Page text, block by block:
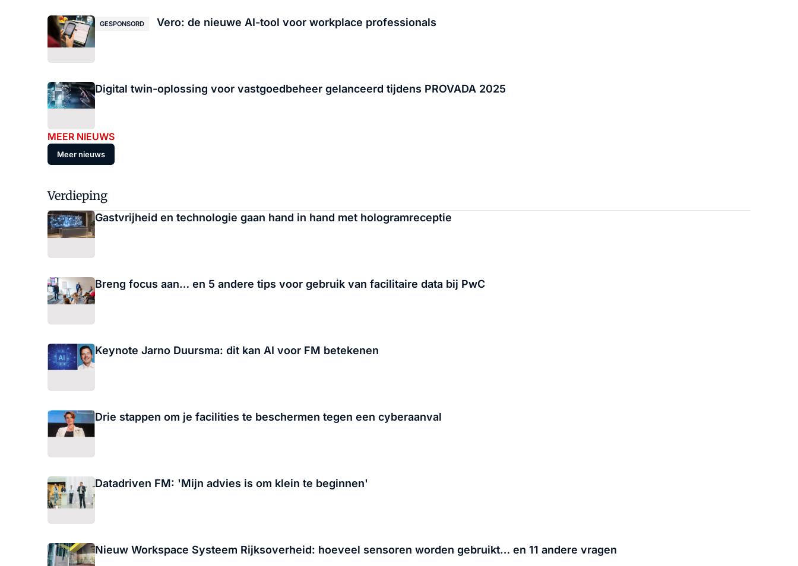
GESPONSORD Vero: de nieuwe AI-tool voor workplace professionals
Digital twin-oplossing voor vastgoedbeheer gelanceerd tijdens PROVADA 2025
MEER NIEUWS
Meer nieuws
Verdieping
Gastvrijheid en technologie gaan hand in hand met hologramreceptie
Breng focus aan… en 5 andere tips voor gebruik van facilitaire data bij PwC
Keynote Jarno Duursma: dit kan AI voor FM betekenen
Drie stappen om je facilities te beschermen tegen een cyberaanval
Datadriven FM: 'Mijn advies is om klein te beginnen'
Nieuw Workspace Systeem Rijksoverheid: hoeveel sensoren worden gebruikt… en 11 andere vragen